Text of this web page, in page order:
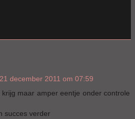
21 december 2011 om 07:59
maar amper eentje onder controle
succes verder